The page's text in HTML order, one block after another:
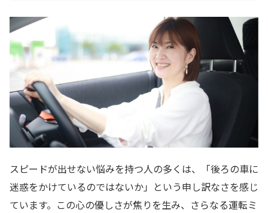
スピードが出せない悩みを持つ人の多くは、「後ろの車に
迷惑をかけているのではないか」という申し訳なさを感じ
ています。この心の優しさが焦りを生み、さらなる運転ミ